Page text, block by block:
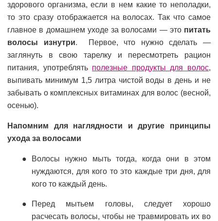
здорового организма, если в нем какие то неполадки,
то это сразу отображается на волосах. Так что самое
главное в домашнем уходе за волосами — это питать
волосы изнутри. Первое, что нужно сделать —
заглянуть в свою тарелку и пересмотреть рацион
питания, употреблять полезные продукты для волос,
выпивать минимум 1,5 литра чистой воды в день и не
забывать о комплексных витаминах для волос (весной,
осенью).
Напомним для наглядности и другие принципы
ухода за волосами
Волосы нужно мыть тогда, когда они в этом
нуждаются, для кого то это каждые три дня, для
кого то каждый день.
Перед мытьем головы, следует хорошо
расчесать волосы, чтобы не травмировать их во